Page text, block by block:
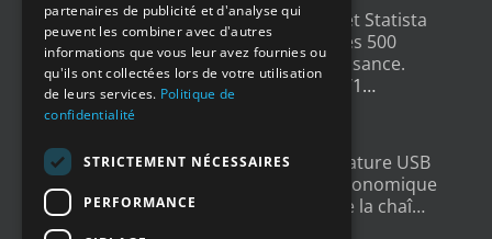
Un grand merci à@LesEchos
et Statista
qui ont classé Newsteo dans les 500
Champions français de la croissance.
Un…twitter.com/i/web/status/1…
4 ans ago
New : Enregistreur de Température USB
Tempmate S2. Une solution économique
et fiable pour la supervision de la chaî…
partenaires de publicité et d'analyse qui
peuvent les combiner avec d'autres
informations que vous leur avez fournies ou
qu'ils ont collectées lors de votre utilisation
de leurs services. Politique de
confidentialité
STRICTEMENT NÉCESSAIRES
PERFORMANCE